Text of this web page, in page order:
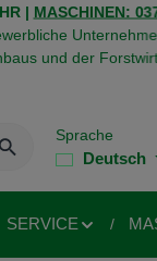
| MASCHINEN:
und der
Sprache
Deutsch
SERVICE